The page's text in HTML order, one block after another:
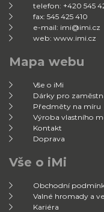
telefon: +420 545
fax: 545 425 410
e-mail: imi@imi.cz
web: www.imi.cz
Mapa webu
Vše o iMi
Dárky pro
Předměty na míru
Výroba vlastního
Kontakt
Doprava
Vše o iMi
Obchodní
Valné hromady a
Kariéra